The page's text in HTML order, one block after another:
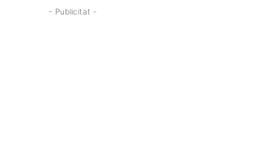
- Publicitat -